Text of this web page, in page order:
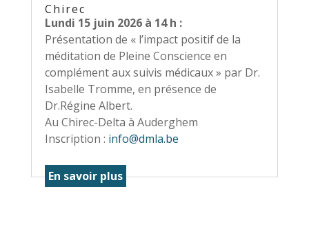
Chirec
Lundi 15 juin 2026 à 14 h :
Présentation de « l’impact positif de la
méditation de Pleine Conscience en
complément aux suivis médicaux » par Dr.
Isabelle Tromme, en présence de
Dr.Régine Albert.
Au Chirec-Delta à Auderghem
Inscription : info@dmla.be
En savoir plus